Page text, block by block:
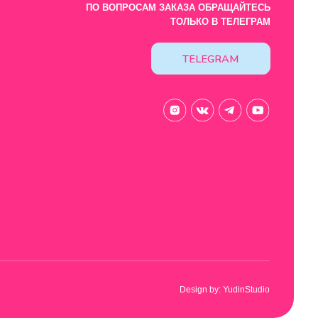
Design by: YudinStudio